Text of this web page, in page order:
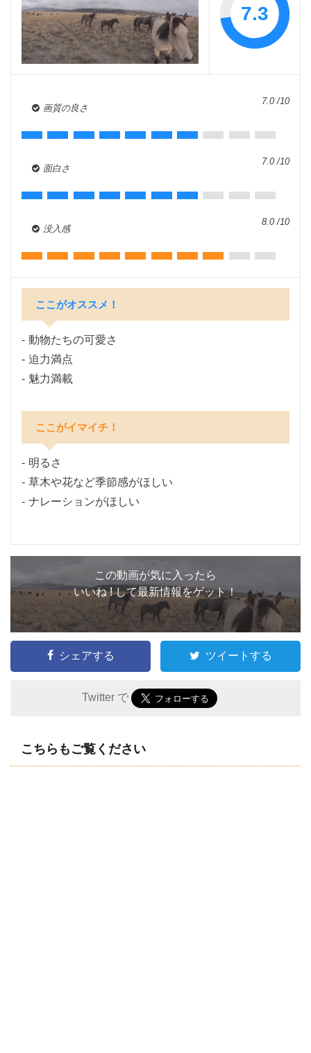
7.3
画質の良さ
7.0 /10
面白さ
7.0 /10
没入感
8.0 /10
ここがオススメ！
動物たちの可愛さ
迫力満点
魅力満載
ここがイマイチ！
明るさ
草木や花など季節感がほしい
ナレーションがほしい
この動画が気に入ったら
いいね ! して最新情報をゲット！
シェアする ツイートする
Twitter で
こちらもご覧ください